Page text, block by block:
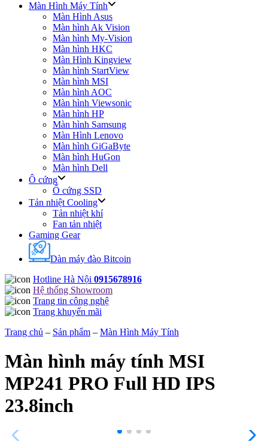
Màn Hình Máy Tính
Màn Hình Asus
Màn hình Ak Vision
Màn hình My-Vision
Màn hình HKC
Màn Hình Kingview
Màn hình StartView
Màn hình MSI
Màn hình AOC
Màn hình Viewsonic
Màn hình HP
Màn hình Samsung
Màn Hình Lenovo
Màn hình GiGaByte
Màn hình HuGon
Màn hình Dell
Ô cứng
Ổ cứng SSD
Tản nhiệt Cooling
Tản nhiệt khí
Fan tản nhiệt
Gaming Gear
Dàn máy đào Bitcoin
Hotline Hà Nội 0915678916
Hệ thống Showroom
Trang tin công nghệ
Trang khuyến mãi
Trang chủ – Sản phẩm – Màn Hình Máy Tính
Màn hình máy tính MSI
MP241 PRO Full HD IPS
23.8inch